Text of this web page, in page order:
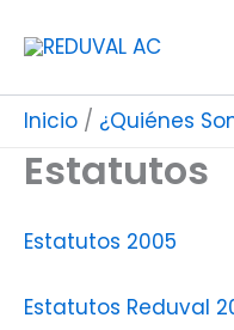
Inicio
¿Quiénes
Estatutos
Estatutos 2005
Estatutos Reduval